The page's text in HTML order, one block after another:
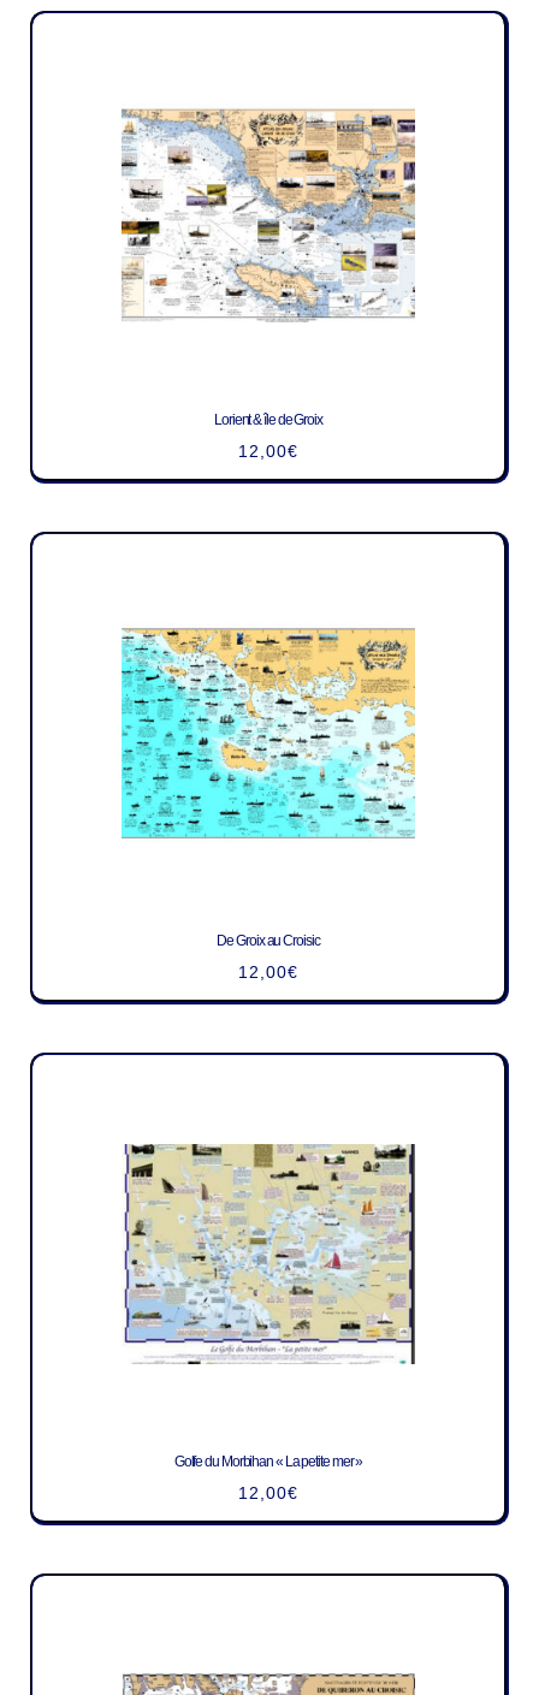
Lorient & île de Groix
12,00€
De Groix au Croisic
12,00€
Golfe du Morbihan « La petite mer »
12,00€